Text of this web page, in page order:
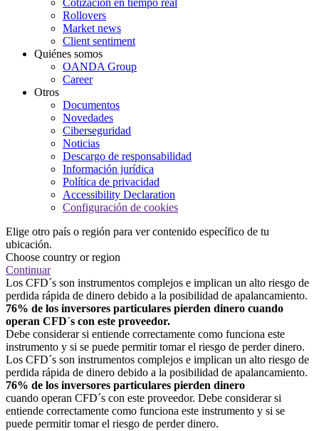
Cotización en tiempo real
Rollovers
Market news
Client sentiment
Quiénes somos
OANDA Group
Career
Otros
Documentos
Novedades
Ciberseguridad
Noticias
Descargo de responsabilidad
Información jurídica
Política de privacidad
Accessibility Declaration
Configuración de cookies
Elige otro país o región para ver contenido específico de tu
ubicación.
Choose country or region
Continuar
Los CFD´s son instrumentos complejos e implican un alto riesgo de
perdida rápida de dinero debido a la posibilidad de apalancamiento.
76% de los inversores particulares pierden dinero cuando
operan CFD´s con este proveedor.
Debe considerar si entiende correctamente como funciona este
instrumento y si se puede permitir tomar el riesgo de perder dinero.
Los CFD´s son instrumentos complejos e implican un alto riesgo de
perdida rápida de dinero debido a la posibilidad de apalancamiento.
76% de los inversores particulares pierden dinero
cuando operan CFD´s con este proveedor. Debe considerar si
entiende correctamente como funciona este instrumento y si se
puede permitir tomar el riesgo de perder dinero.